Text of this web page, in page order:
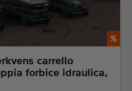
carrello
forbice idraulica,